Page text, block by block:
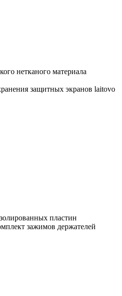
нетканого материала
защитных экранов laitovo
пластин
зажимов держателей